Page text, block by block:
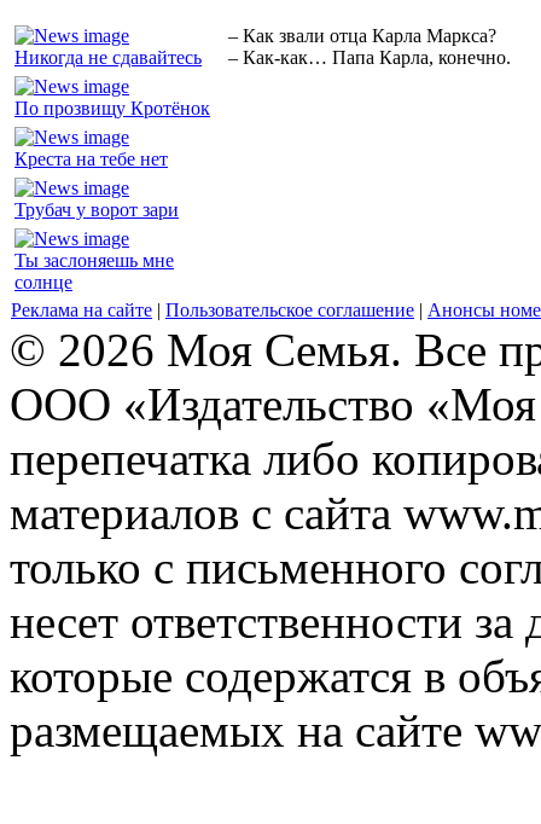
Никогда не сдавайтесь
По прозвищу Кротёнок
Креста на тебе нет
Трубач у ворот зари
Ты заслоняешь мне
солнце
– Как звали отца Карла Маркса?
– Как-как… Папа Карла, конечно.
Реклама на сайте | Пользовательское соглашение | Анонсы
© 2026 Моя Семья. Все
ООО «Издательство
перепечатка либо
материалов с сайта
только с письменного
несет ответственности
которые содержатся в
размещаемых на сайте